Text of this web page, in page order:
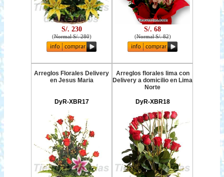
S/. 230
(Normal S/. 280)
S/. 68
(Normal S/. 82)
Arreglos Florales Delivery
en Jesus Maria
DyR-XBR17
Arreglos florales lima con
Delivery a domicilio en Lima
Norte
DyR-XBR18